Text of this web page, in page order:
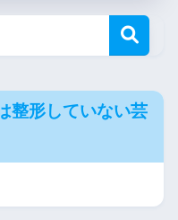
整形していない芸